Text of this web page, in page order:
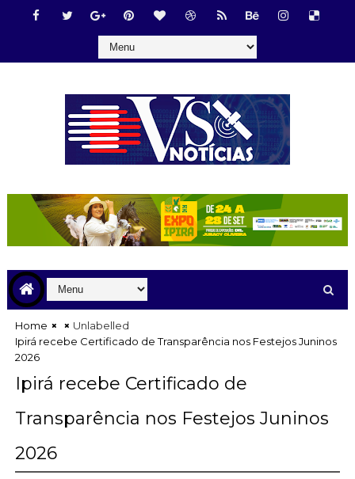
Home
Unlabelled
Ipirá recebe Certificado de Transparência nos Festejos Juninos
2026
Ipirá recebe Certificado de
Transparência nos Festejos Juninos
2026